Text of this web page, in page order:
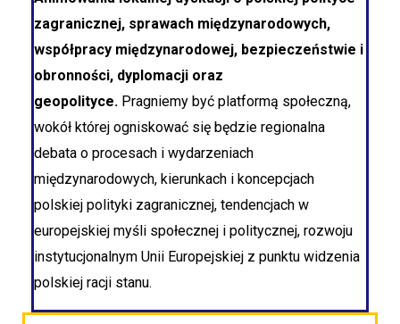
zagranicznej, sprawach międzynarodowych,
współpracy międzynarodowej, bezpieczeństwie i
obronności, dyplomacji oraz
geopolityce. Pragniemy być platformą społeczną,
wokół której ogniskować się będzie regionalna
debata o procesach i wydarzeniach
międzynarodowych, kierunkach i koncepcjach
polskiej polityki zagranicznej, tendencjach w
europejskiej myśli społecznej i politycznej, rozwoju
instytucjonalnym Unii Europejskiej z punktu widzenia
polskiej racji stanu.